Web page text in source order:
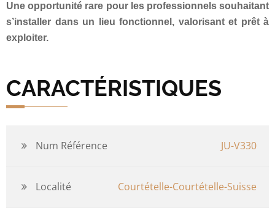
Une opportunité rare pour les professionnels souhaitant
s’installer dans un lieu fonctionnel, valorisant et prêt à
exploiter.
CARACTÉRISTIQUES
Num Référence JU-V330
Localité Courtételle-Courtételle-Suisse